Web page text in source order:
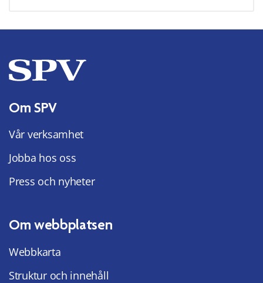
Om SPV
Vår verksamhet
Jobba hos oss
Press och nyheter
Om webbplatsen
Webbkarta
Struktur och innehåll